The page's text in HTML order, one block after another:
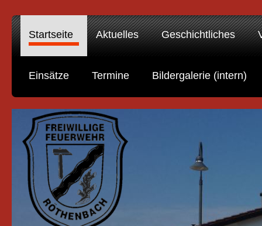
Startseite Aktuelles Geschichtliches
Einsätze Termine Bildergalerie (intern)